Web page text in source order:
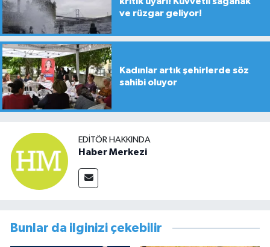
ve rüzgar geliyor!
Kadınlar artık şehirlerde söz
sahibi oluyor
EDITÖR HAKKINDA
Haber Merkezi
Bunlar da ilginizi çekebilir